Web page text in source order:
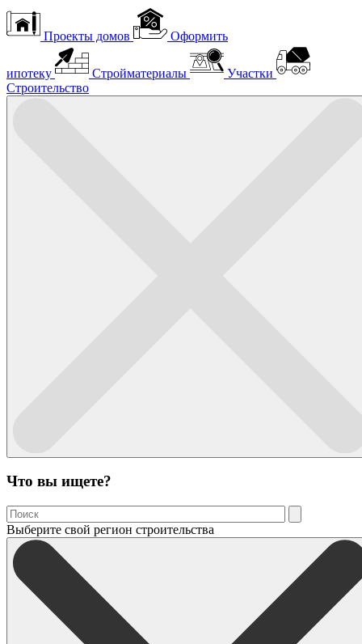
Проекты домов Оформить
ипотеку Стройматериалы
Участки
Строительство
Что вы ищете?
Выберите свой регион строительства